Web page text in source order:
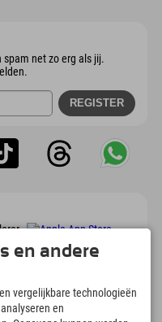
net zo erg als jij.
en andere
vergelijkbare technologieën
en